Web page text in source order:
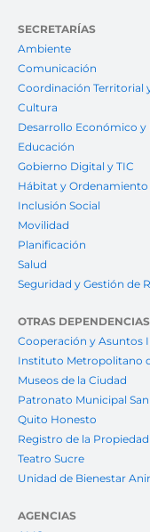
SECRETARÍAS
Ambiente
Comunicación
Coordinación Territorial
Cultura
Desarrollo Económico
Educación
Gobierno Digital y TIC
Hábitat y Ordenamiento
Inclusión Social
Movilidad
Planificación
Salud
Seguridad y Gestión de
OTRAS DEPENDENCIAS
Cooperación y Asuntos
Instituto Metropolitano
Museos de la Ciudad
Patronato Municipal San
Quito Honesto
Registro de la Propiedad
Teatro Sucre
Unidad de Bienestar
AGENCIAS